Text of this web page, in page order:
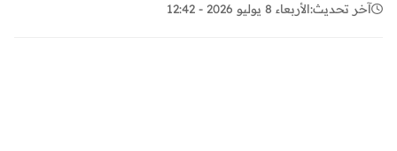
آخر تحديث:الأربعاء 8 يوليو 2026 - 12:42